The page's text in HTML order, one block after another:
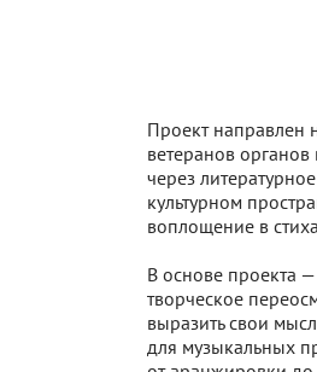
Проект направлен
ветеранов
через
культурном
воплощение в
В основе проекта
творческое
выразить свои
для музыкальных